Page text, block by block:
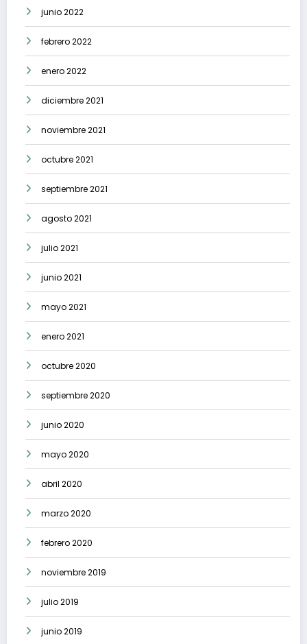
junio 2022
febrero 2022
enero 2022
diciembre 2021
noviembre 2021
octubre 2021
septiembre 2021
agosto 2021
julio 2021
junio 2021
mayo 2021
enero 2021
octubre 2020
septiembre 2020
junio 2020
mayo 2020
abril 2020
marzo 2020
febrero 2020
noviembre 2019
julio 2019
junio 2019